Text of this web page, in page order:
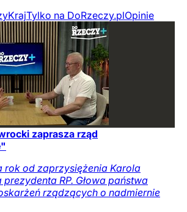
KrajTylko na DoRzeczy.plOpinie
zaprasza rząd
rok od zaprzysiężenia Karola
RP. Głowa państwa
rządzących o nadmiernie